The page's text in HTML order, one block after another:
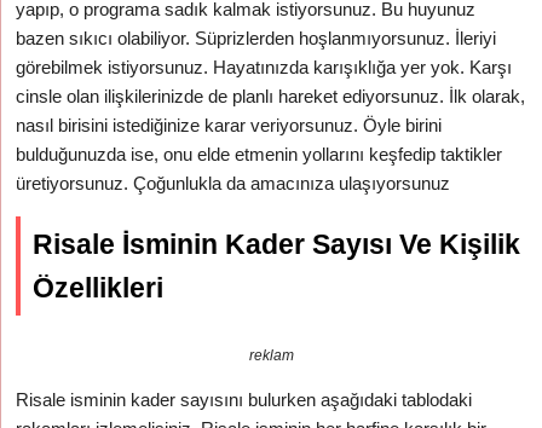
yapıp, o programa sadık kalmak istiyorsunuz. Bu huyunuz
bazen sıkıcı olabiliyor. Süprizlerden hoşlanmıyorsunuz. İleriyi
görebilmek istiyorsunuz. Hayatınızda karışıklığa yer yok. Karşı
cinsle olan ilişkilerinizde de planlı hareket ediyorsunuz. İlk olarak,
nasıl birisini istediğinize karar veriyorsunuz. Öyle birini
bulduğunuzda ise, onu elde etmenin yollarını keşfedip taktikler
üretiyorsunuz. Çoğunlukla da amacınıza ulaşıyorsunuz
Risale İsminin Kader Sayısı Ve Kişilik
Özellikleri
reklam
Risale isminin kader sayısını bulurken aşağıdaki tablodaki